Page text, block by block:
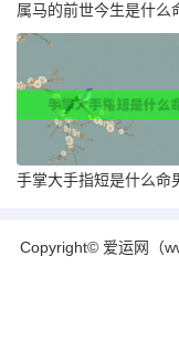
属马的前世今生是什么
手掌大手指短是什么命
Copyright© 爱运网（